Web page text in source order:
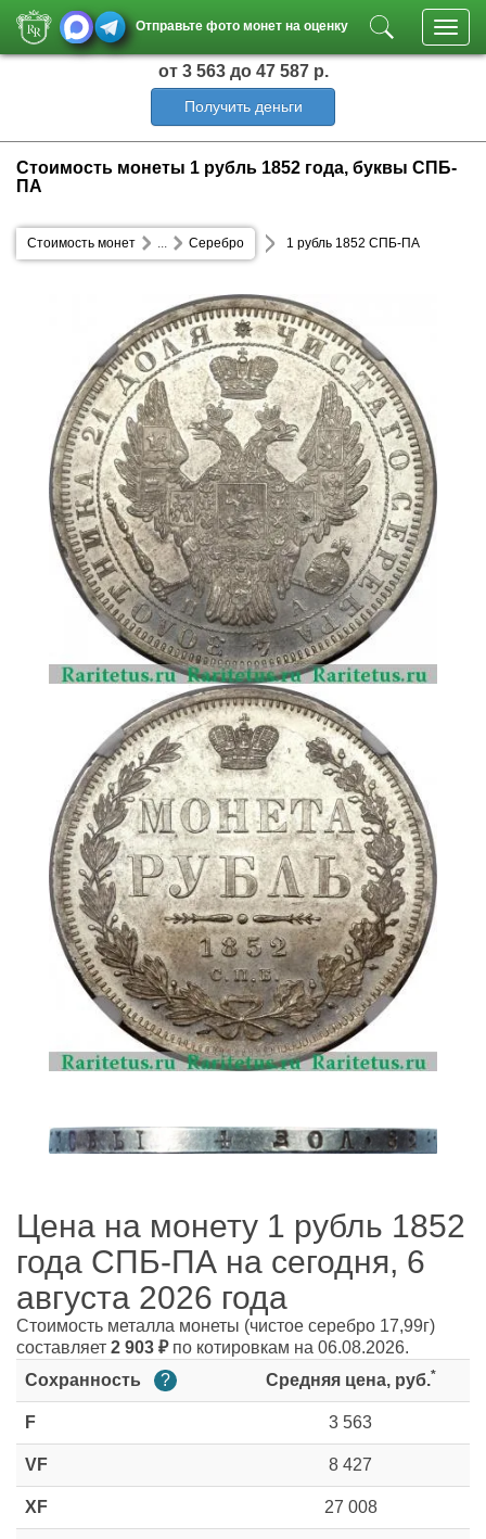
Отправьте фото монет на оценку
от 3 563 до 47 587 р.
Получить деньги
Стоимость монеты 1 рубль 1852 года, буквы СПБ-
ПА
Стоимость монет Серебро
... 1 рубль 1852 СПБ-ПА
Цена на монету 1 рубль 1852
года СПБ-ПА на сегодня, 6
августа 2026 года
Стоимость металла монеты (чистое серебро 17,99г)
составляет 2 903 ₽по котировкам на 06.08.2026.
Сохранность
? Средняя цена, руб.*
F 3 563
VF 8 427
XF 27 008